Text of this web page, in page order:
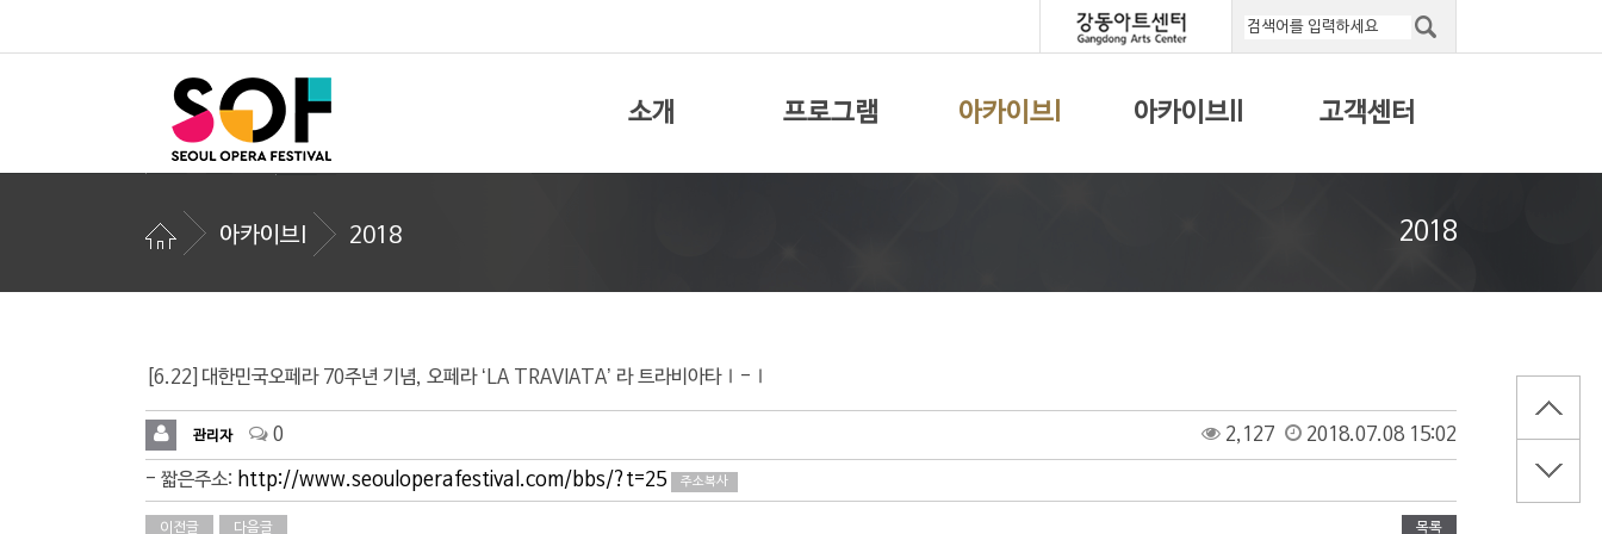
소개 프로그램 아카이브I 아카이브II 고객센터
아카이브I 2018 2018
[6.22]대한민국오페라 70주년 기념, 오페라 ‘LA TRAVIATA’ 라 트라비아타Ⅰ-Ⅰ
관리자 0 2,127 2018.07.08 15:02
- 짧은주소: http://www.seouloperafestival.com/bbs/?t=25 주소복사
이전글 다음글 목록